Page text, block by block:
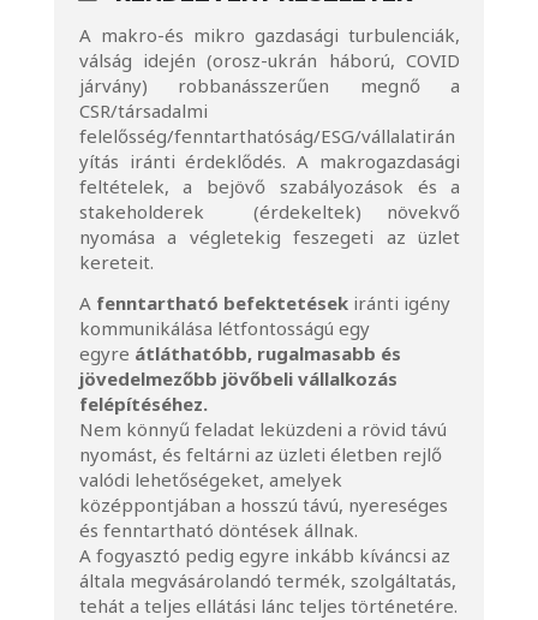
A makro-és mikro gazdasági turbulenciák,
válság idején (orosz-ukrán háború, COVID
járvány) robbanásszerűen megnő a
CSR/társadalmi
felelősség/fenntarthatóság/ESG/vállalatirán
yítás iránti érdeklődés. A makrogazdasági
feltételek, a bejövő szabályozások és a
stakeholderek (érdekeltek) növekvő
nyomása a végletekig feszegeti az üzlet
kereteit.
A fenntartható befektetésekiránti igény
kommunikálása létfontosságú egy
egyre átláthatóbb, rugalmasabb és
jövedelmezőbb jövőbeli vállalkozás
felépítéséhez.
Nem könnyű feladat leküzdeni a rövid távú
nyomást, és feltárni az üzleti életben rejlő
valódi lehetőségeket, amelyek
középpontjában a hosszú távú, nyereséges
és fenntartható döntések állnak.
A fogyasztó pedig egyre inkább kíváncsi az
általa megvásárolandó termék, szolgáltatás,
tehát a teljes ellátási lánc teljes történetére.